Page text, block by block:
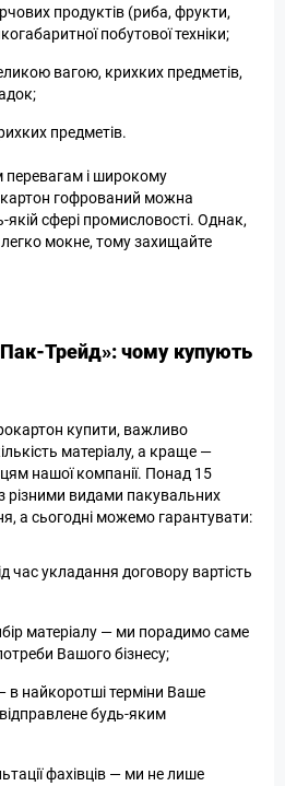
продуктів (риба, фрукти,
побутової техніки;
вагою, крихких предметів,
предметів.
і широкому
картон гофрований можна
сфері промисловості. Однак,
легко мокне, тому захищайте
Трейд»: чому купують
купити, важливо
матеріалу, а краще —
нашої компанії. Понад 15
різними видами пакувальних
а сьогодні можемо гарантувати:
час укладання договору вартість
матеріалу — ми порадимо саме
Вашого бізнесу;
в найкоротші терміни Ваше
будь-яким
фахівців — ми не лише